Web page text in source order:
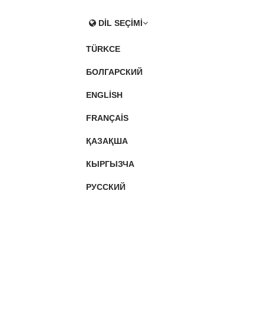
DIL SEÇIMI
TÜRKCE
БОЛГАРСКИЙ
ENGLISH
FRANÇAIS
ҚАЗАҚША
КЫРГЫЗЧА
РУССКИЙ